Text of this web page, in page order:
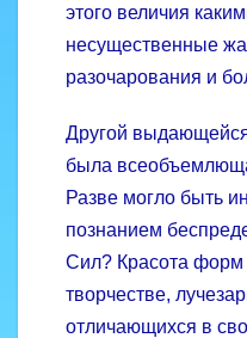
этого величия
несущественные
разочарования и
Другой
была
Разве могло быть
познанием
Сил? Красота форм
творчестве,
отличающихся в